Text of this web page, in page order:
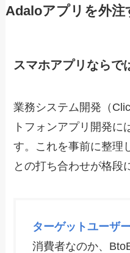
Adaloアプリを外注
スマホアプリならで
業務システム開発（
トフォンアプリ開発に
す。これを事前に整理
との打ち合わせが格段
ターゲットユーザ
消費者なのか、